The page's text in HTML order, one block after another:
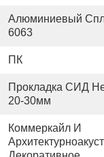
Алюминиевый
6063
ПК
Прокладка СИД
20-30мм
Коммеркайл И